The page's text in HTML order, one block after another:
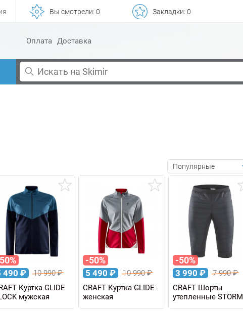
Вы смотрели: 0 Закладки: 0
Оплата Доставка
Популярные
490 ₽ 10 990₽
Куртка GLIDE
мужская
-50%
5 490 ₽ 10 990₽
CRAFT Куртка GLIDE
женская
-50%
3 990 ₽ 7 990₽
CRAFT Шорты
утепленные STORM
мужские